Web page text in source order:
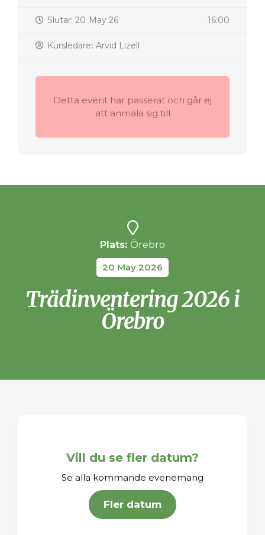
Slutar: 20 May 26 16:00
Kursledare: Arvid Lizell
Detta event har passerat och går ej
att anmäla sig till
Plats: Örebro
20 May 2026
Trädinventering 2026 i
Örebro
Vill du se fler datum?
Se alla kommande evenemang
Fler datum